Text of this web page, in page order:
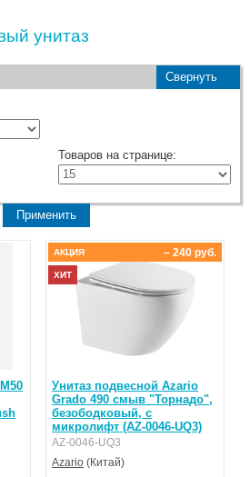
унитаз
Свернуть
Товаров на странице:
Унитаз подвесной Azario
Grado 490 смыв "Торнадо",
безободковый, с
микролифт (AZ-0046-UQ3)
AZ-0046-UQ3
Azario (Китай)
– 240 руб.
АКЦИЯ
ХИТ